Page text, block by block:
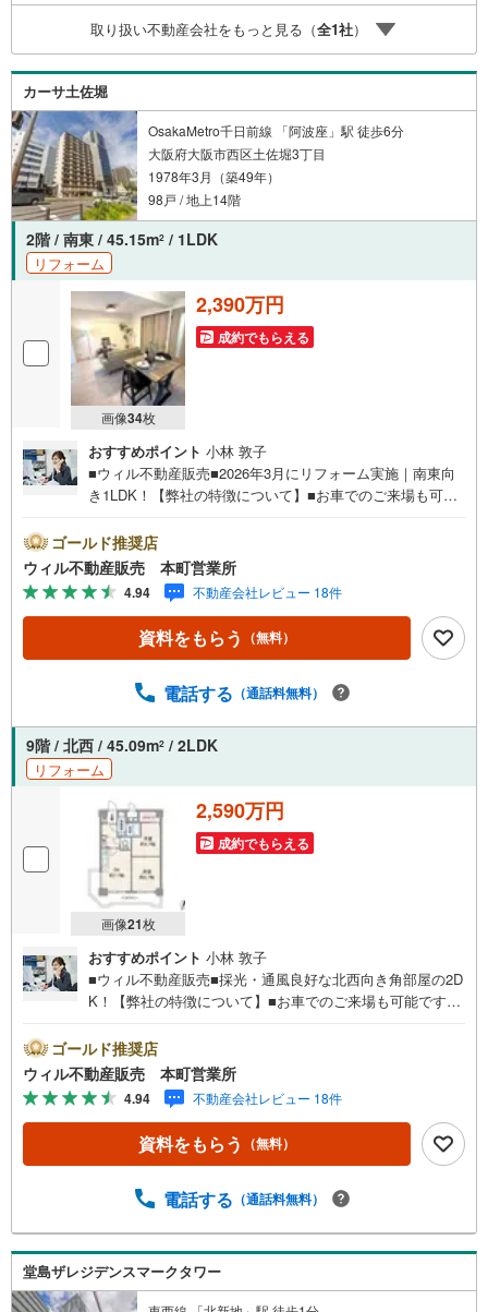
＝＝＝＝＝＝＝＝＝＝＝＝＝＝＝＝＝＝＝＝＝■リフォーム
担当、ローン担当が居ますので、何でも気軽にご相談いた
だけます！■リフォーム担当と一緒に現地見学を行い、その
場でリフォームのご提案等をさせていただきます！■物件管
理システムを使えば、ネットに掲載されていない物件のご
紹介も可能です！
取り扱い不動産会社をもっと見る（全1社）
カーサ土佐堀
OsakaMetro千日前線 「阿波座」駅 徒歩6分
大阪府大阪市西区土佐堀3丁目
1978年3月（築49年）
98戸 / 地上14階
2階 / 南東 / 45.15m2 / 1LDK
リフォーム
画像34枚
2,390万円
成約でもらえる
おすすめポイント 小林 敦子
■ウィル不動産販売■2026年3月にリフォーム実施｜南東向
き1LDK！【弊社の特徴について】■お車でのご来場も可能
担当者のお声がけください。■キッズスペースもございます
ので、小さなお子様がいらっしゃるご家庭もお気軽のご来
場ください！＝＝＝＝＝＝＝＝＝＝＝＝＝＝＝＝＝＝＝＝
＝＝＝＝＝＝＝＝＝＝【営業時間 10:00～19:00】（定休日
なし）火曜日・水曜日も営業しております。上記時間はお
電話が繋がりやすくなっております。ぜひお気軽にご連絡
（無料）」ボタンよりご希望の日時をご記入いただけます
＝＝＝＝＝＝＝＝＝＝＝＝＝＝＝＝＝＝＝■リフォーム担
当、ローン担当が居ますので、何でも気軽にご相談いただ
けます！■リフォーム担当と一緒に現地見学を行い、その場
でリフォームのご提案等をさせていただきます！■物件管理
システムを使えば、ネットに掲載されていない物件のご紹
介も可能です！
ゴールド推奨店
ウィル不動産販売 本町営業所
4.94 不動産会社レビュー 18件
資料をもらう （無料）
電話する （通話料無料）
9階 / 北西 / 45.09m2 / 2LDK
リフォーム
画像21枚
2,590万円
成約でもらえる
おすすめポイント 小林 敦子
■ウィル不動産販売■採光・通風良好な北西向き角部屋の2D
K！【弊社の特徴について】■お車でのご来場も可能です。
のお声がけください。■キッズスペースもございますので、
小さなお子様がいらっしゃるご家庭もお気軽のご来場くだ
さい！＝＝＝＝＝＝＝＝＝＝＝＝＝＝＝＝＝＝＝＝＝＝＝
＝＝＝＝＝＝＝【営業時間 10:00～19:00】（定休日なし）
火曜日・水曜日も営業しております。上記時間はお電話が
繋がりやすくなっております。ぜひお気軽にご連絡下さ
料）」ボタンよりご希望の日時をご記入いただけますとス
＝＝＝＝＝＝＝＝＝＝＝＝＝＝＝＝＝■リフォーム担当、ロ
ーン担当が居ますので、何でも気軽にご相談いただけま
す！■リフォーム担当と一緒に現地見学を行い、その場でリ
フォームのご提案等をさせていただきます！■物件管理シス
ゴールド推奨店
ウィル不動産販売 本町営業所
4.94 不動産会社レビュー 18件
資料をもらう （無料）
電話する （通話料無料）
堂島ザレジデンスマークタワー